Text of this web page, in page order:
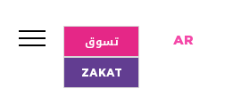
AR
تسوق
ZAKAT